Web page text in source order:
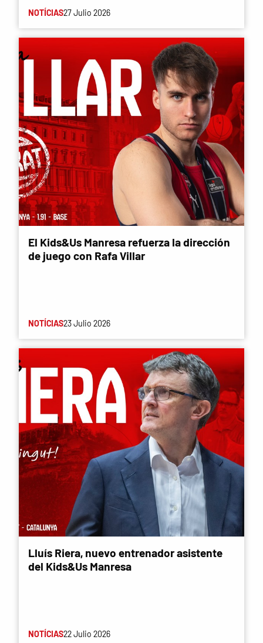
NOTÍCIAS27 Julio 2026
El Kids&Us Manresa refuerza la dirección
de juego con Rafa Villar
NOTÍCIAS23 Julio 2026
Lluís Riera, nuevo entrenador asistente
del Kids&Us Manresa
NOTÍCIAS22 Julio 2026